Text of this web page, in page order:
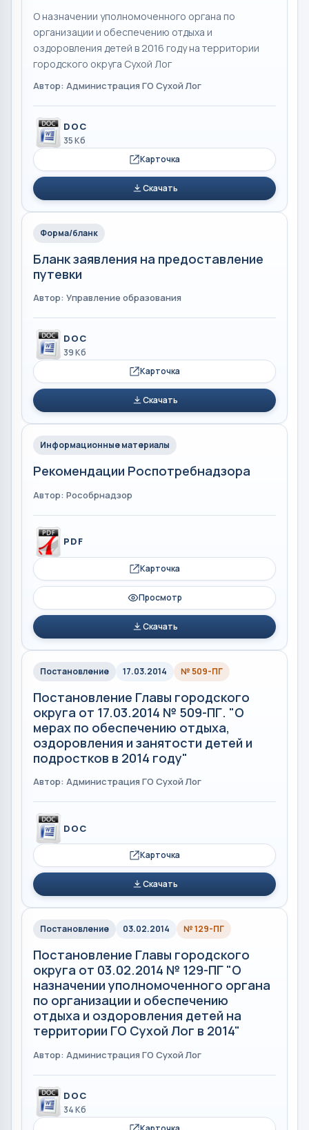
О назначении уполномоченного органа по
организации и обеспечению отдыха и
оздоровления детей в 2016 году на территории
городского округа Сухой Лог
Автор: Администрация ГО Сухой Лог
DOC
35 Кб
Карточка
Скачать
Форма/бланк
Бланк заявления на предоставление
путевки
Автор: Управление образования
DOC
39 Кб
Карточка
Скачать
Информационные материалы
Рекомендации Роспотребнадзора
Автор: Рособрнадзор
PDF
Карточка
Просмотр
Скачать
Постановление 17.03.2014 № 509-ПГ
Постановление Главы городского
округа от 17.03.2014 № 509-ПГ. "О
мерах по обеспечению отдыха,
оздоровления и занятости детей и
подростков в 2014 году"
Автор: Администрация ГО Сухой Лог
DOC
Карточка
Скачать
Постановление 03.02.2014 № 129-ПГ
Постановление Главы городского
округа от 03.02.2014 № 129-ПГ "О
назначении уполномоченного органа
по организации и обеспечению
отдыха и оздоровления детей на
территории ГО Сухой Лог в 2014"
Автор: Администрация ГО Сухой Лог
DOC
34 Кб